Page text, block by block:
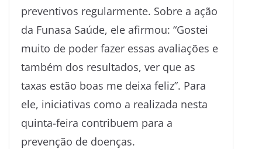
preventivos regularmente. Sobre a ação
da Funasa Saúde, ele afirmou: “Gostei
muito de poder fazer essas avaliações e
também dos resultados, ver que as
taxas estão boas me deixa feliz”. Para
ele, iniciativas como a realizada nesta
quinta-feira contribuem para a
prevenção de doenças.